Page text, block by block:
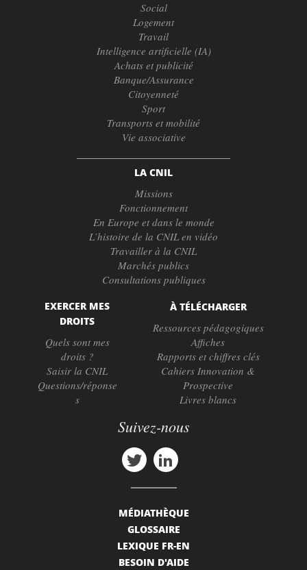
Social
Logement
Travail
Intelligence artificielle (IA)
Achats et publicité
Banque/Assurance
Citoyenneté
Sport
Transports et mobilité
Vie associative
LA CNIL
Missions
Fonctionnement
En Europe et dans le monde
L’histoire de la CNIL en vidéo
Travailler à la CNIL
Marchés publics
Consultations publiques
EXERCER MES
DROITS
Quels sont mes
droits ?
Saisir la CNIL
Questions/réponse
s
À TÉLÉCHARGER
Ressources pédagogiques
Affiches
Rapports et chiffres clés
Cahiers Innovation &
Prospective
Livres blancs
Suivez-nous
MÉDIATHÈQUE
GLOSSAIRE
LEXIQUE FR-EN
BESOIN D'AIDE